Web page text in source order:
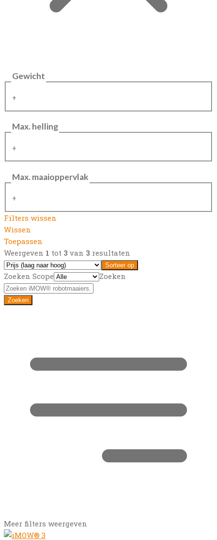
Gewicht
+
Max. helling
+
Max. maaioppervlak
+
Filters wissen
Wissen
Toepassen
Weergeven 1 tot 3 van 3 resultaten
Sorteer op
Zoeken Scope Zoeken
Zoeken
Meer filters weergeven